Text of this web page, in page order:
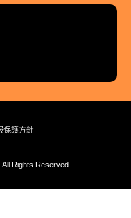
保護方針
.All Rights Reserved.